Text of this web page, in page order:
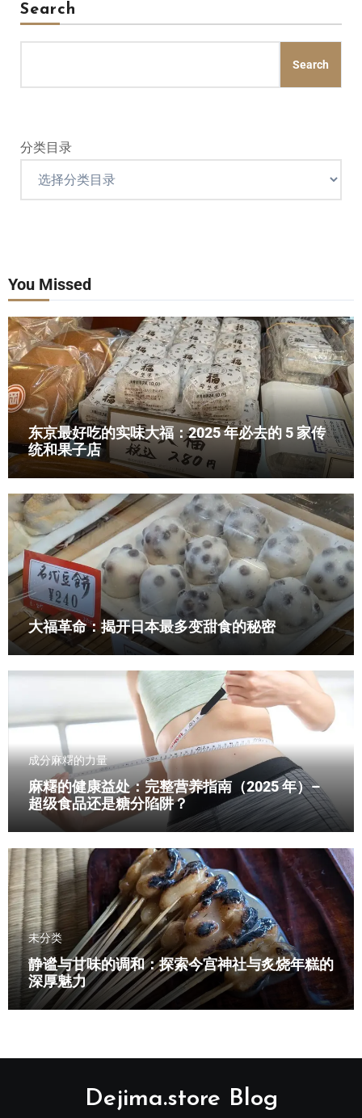
Search
Search
分类目录
You Missed
东京最好吃的实味大福：2025 年必去的 5 家传
统和果子店
大福革命：揭开日本最多变甜食的秘密
成分麻糬的力量
麻糬的健康益处：完整营养指南（2025 年）–
超级食品还是糖分陷阱？
未分类
静谧与甘味的调和：探索今宫神社与炙烧年糕的
深厚魅力
Dejima.store Blog